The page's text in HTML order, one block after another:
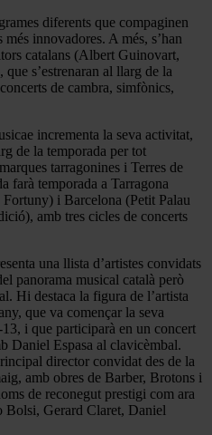
diferents que compaginen
més innovadores. A més, s’han
catalans (Albert Guinovart,
s’estrenaran al llarg de la
de cambra, simfònics,
incrementa la seva activitat,
de la temporada per tot
tarragonines i Terres de
farà temporada a Tarragona
Fortuny) i Barcelona (Petit Palau
amb tres cicles de concerts
una llista d’artistes convidats
panorama musical català però
Hi destaca la figura de l’artista
que va començar la seva
i que participarà en un concert
Daniel Espasa al clavicèmbal.
director convidat des de la
amb obres de Barber, Brotons i
de reconegut prestigi com ara
Gerard Claret, Daniel